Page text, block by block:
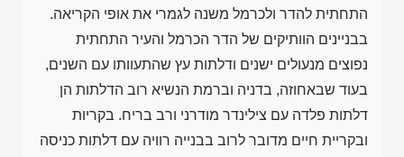
התחתית להדר ולכרמל משנה לגמרי את אופי הקריאה.
בבניינים הוותיקים של הדר הכרמל והעיר התחתית
נפוצים מנעולים ישנים ודלתות עץ שהתעוותו עם השנים,
בעוד שבאחוזה, בדניה וברמת הנשיא רוב הדלתות הן
דלתות פלדה עם צילינדר מודרני ורב בריח. בקריות
ובקריית חיים מדובר לרוב בבנייה רוויה עם דלתות כניסה